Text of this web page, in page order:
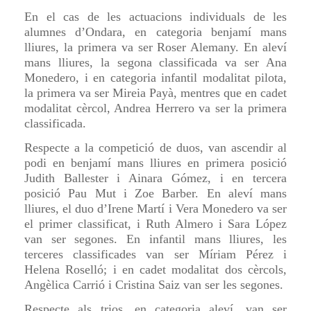
En el cas de les actuacions individuals de les
alumnes d’Ondara, en categoria benjamí mans
lliures, la primera va ser Roser Alemany. En aleví
mans lliures, la segona classificada va ser Ana
Monedero, i en categoria infantil modalitat pilota,
la primera va ser Mireia Payà, mentres que en cadet
modalitat cèrcol, Andrea Herrero va ser la primera
classificada.
Respecte a la competició de duos, van ascendir al
podi en benjamí mans lliures en primera posició
Judith Ballester i Ainara Gómez, i en tercera
posició Pau Mut i Zoe Barber. En aleví mans
lliures, el duo d’Irene Martí i Vera Monedero va ser
el primer classificat, i Ruth Almero i Sara López
van ser segones. En infantil mans lliures, les
terceres classificades van ser Míriam Pérez i
Helena Roselló; i en cadet modalitat dos cèrcols,
Angèlica Carrió i Cristina Saiz van ser les segones.